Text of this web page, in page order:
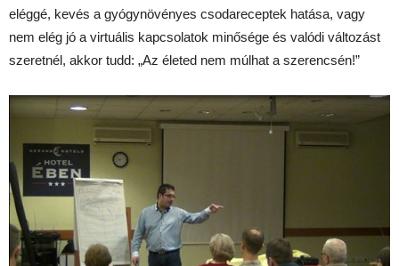
eléggé, kevés a gyógynövényes csodareceptek hatása, vagy
nem elég jó a virtuális kapcsolatok minősége és valódi változást
szeretnél, akkor tudd: „Az életed nem múlhat a szerencsén!”